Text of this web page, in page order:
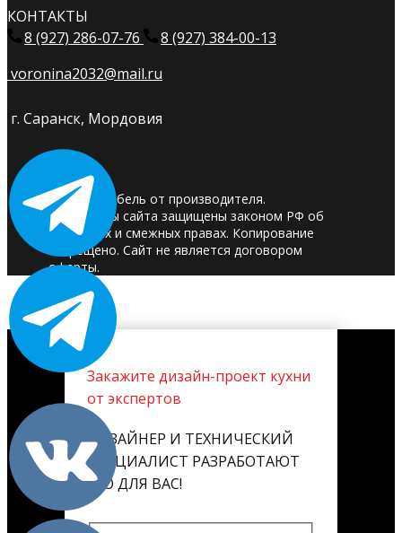
КОНТАКТЫ
8 (927) 286-07-76
8 (927) 384-00-13
voronina2032@mail.ru
г. Саранск, Мордовия
© 2025. Мебель от производителя.
Материалы сайта защищены законом РФ об
авторских и смежных правах. Копирование
запрещено. Сайт не является договором
оферты.
Закажите дизайн-проект кухни
от экспертов
ДИЗАЙНЕР И ТЕХНИЧЕСКИЙ
СПЕЦИАЛИСТ РАЗРАБОТАЮТ
ЕГО ДЛЯ ВАС!